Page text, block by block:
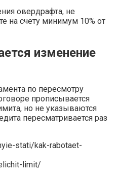
овердрафта, не
на счету минимум 10% от
изменение
по пересмотру
прописывается
но не указываются
пересматривается раз
stati/kak-rabotaet-
limit/